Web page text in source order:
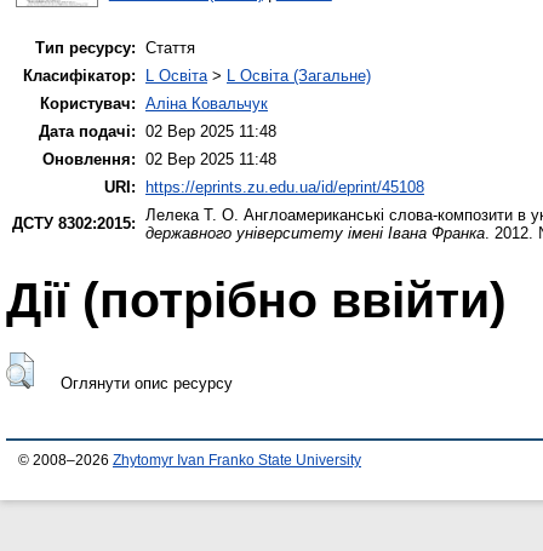
Тип ресурсу: Стаття
Класифікатор:
L Освіта> L Освіта (Загальне)
Користувач: Аліна Ковальчук
Дата подачі: 02 Вер 2025 11:48
Оновлення: 02 Вер 2025 11:48
URI:
https://eprints.zu.edu.ua/id/eprint/45108
ДСТУ 8302:2015: Лелека Т. О. Англоамериканські слова-композити в
державного університету імені Івана Франка. 2012.
Дії ​​(потрібно ввійти)
Оглянути опис ресурсу
© 2008–2026 Zhytomyr Ivan Franko State University